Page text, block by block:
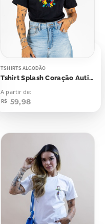
TSHIRTS ALGODÃO
Tshirt Splash Coração Autismo
A partir de:
R$ 59,98